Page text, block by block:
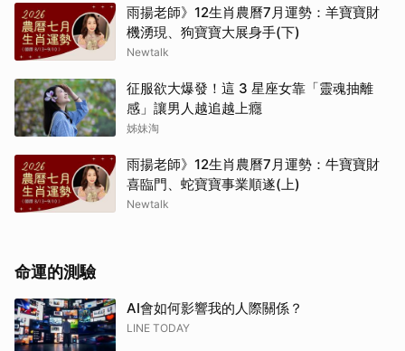
雨揚老師》12生肖農曆7月運勢：羊寶寶財
機湧現、狗寶寶大展身手(下)
Newtalk
征服欲大爆發！這 3 星座女靠「靈魂抽離
感」讓男人越追越上癮
姊妹淘
雨揚老師》12生肖農曆7月運勢：牛寶寶財
喜臨門、蛇寶寶事業順遂(上)
Newtalk
命運的測驗
AI會如何影響我的人際關係？
LINE TODAY